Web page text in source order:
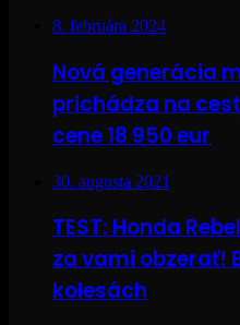
8. februára 2024
Nová generácia
prichádza na
cene 18 950 eur
30. augusta 2021
TEST: Honda
za vami obzerať!
kolesách